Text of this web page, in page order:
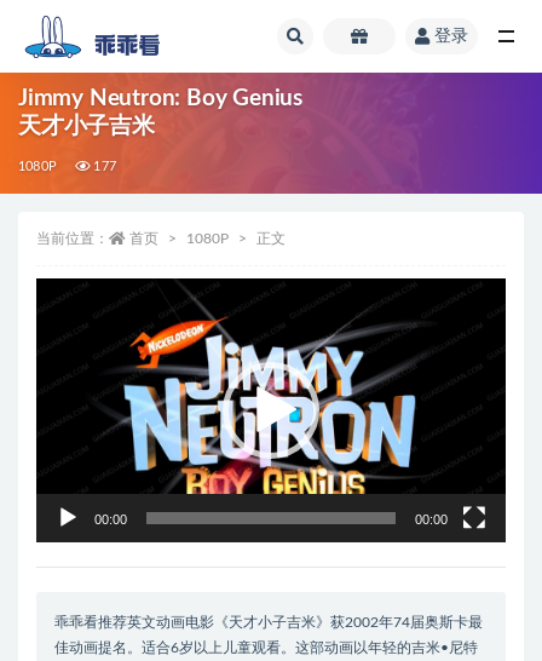
登录
Jimmy Neutron: Boy Genius
天才小子吉米
1080P 177
当前位置： 首页 1080P 正文
00:00 00:00
乖乖看推荐英文动画电影《天才小子吉米》获2002年74届奥斯卡最
佳动画提名。适合6岁以上儿童观看。这部动画以年轻的吉米•尼特